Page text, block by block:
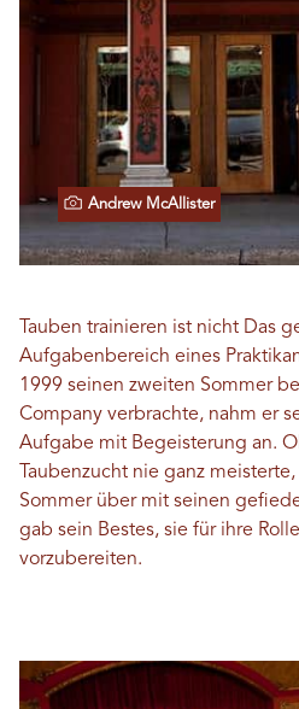
Andrew McAllister
Tauben trainieren ist nicht Das
Aufgabenbereich eines
1999 seinen zweiten Sommer
Company verbrachte, nahm er
Aufgabe mit Begeisterung an.
Taubenzucht nie ganz
Sommer über mit seinen
gab sein Bestes, sie für ihre
vorzubereiten.